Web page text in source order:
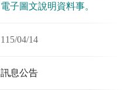
電子圖文說明資料事。
115/04/14
訊息公告